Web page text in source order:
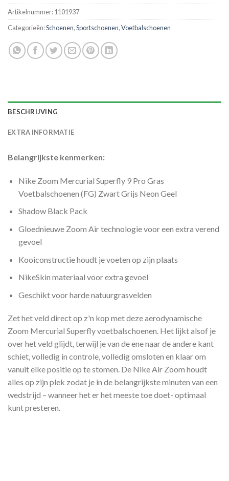
Artikelnummer:1101937
Categorieën:Schoenen,Sportschoenen,Voetbalschoenen
BESCHRIJVING
EXTRA INFORMATIE
Belangrijkste kenmerken:
Nike Zoom Mercurial Superfly 9 Pro Gras
Voetbalschoenen (FG) Zwart Grijs Neon Geel
Shadow Black Pack
Gloednieuwe Zoom Air technologie voor een extra verend
gevoel
Kooiconstructie houdt je voeten op zijn plaats
NikeSkin materiaal voor extra gevoel
Geschikt voor harde natuurgrasvelden
Zet het veld direct op z'n kop met deze aerodynamische
Zoom Mercurial Superfly voetbalschoenen. Het lijkt alsof je
over het veld glijdt, terwijl je van de ene naar de andere kant
schiet, volledig in controle, volledig omsloten en klaar om
vanuit elke positie op te stomen. De Nike Air Zoom houdt
alles op zijn plek zodat je in de belangrijkste minuten van een
wedstrijd – wanneer het er het meeste toe doet- optimaal
kunt presteren.